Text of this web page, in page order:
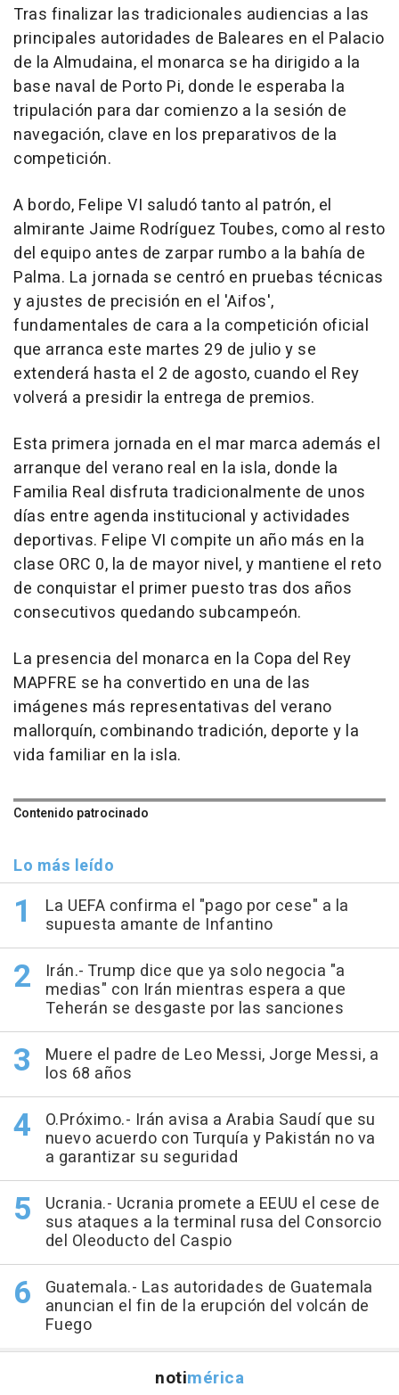
Tras finalizar las tradicionales audiencias a las
principales autoridades de Baleares en el Palacio
de la Almudaina, el monarca se ha dirigido a la
base naval de Porto Pi, donde le esperaba la
tripulación para dar comienzo a la sesión de
navegación, clave en los preparativos de la
competición.
A bordo, Felipe VI saludó tanto al patrón, el
almirante Jaime Rodríguez Toubes, como al resto
del equipo antes de zarpar rumbo a la bahía de
Palma. La jornada se centró en pruebas técnicas
y ajustes de precisión en el 'Aifos',
fundamentales de cara a la competición oficial
que arranca este martes 29 de julio y se
extenderá hasta el 2 de agosto, cuando el Rey
volverá a presidir la entrega de premios.
Esta primera jornada en el mar marca además el
arranque del verano real en la isla, donde la
Familia Real disfruta tradicionalmente de unos
días entre agenda institucional y actividades
deportivas. Felipe VI compite un año más en la
clase ORC 0, la de mayor nivel, y mantiene el reto
de conquistar el primer puesto tras dos años
consecutivos quedando subcampeón.
La presencia del monarca en la Copa del Rey
MAPFRE se ha convertido en una de las
imágenes más representativas del verano
mallorquín, combinando tradición, deporte y la
vida familiar en la isla.
Contenido patrocinado
Lo más leído
La UEFA confirma el "pago por cese" a la
supuesta amante de Infantino
Irán.- Trump dice que ya solo negocia "a
medias" con Irán mientras espera a que
Teherán se desgaste por las sanciones
Muere el padre de Leo Messi, Jorge Messi, a
los 68 años
O.Próximo.- Irán avisa a Arabia Saudí que su
nuevo acuerdo con Turquía y Pakistán no va
a garantizar su seguridad
Ucrania.- Ucrania promete a EEUU el cese de
sus ataques a la terminal rusa del Consorcio
del Oleoducto del Caspio
Guatemala.- Las autoridades de Guatemala
anuncian el fin de la erupción del volcán de
Fuego
notimérica